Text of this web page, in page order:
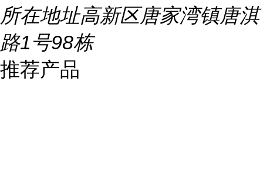
所在地址高新区唐家湾镇唐淇
路1号98栋
推荐产品